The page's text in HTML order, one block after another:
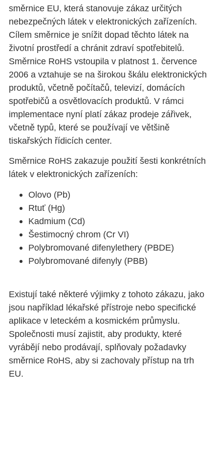
směrnice EU, která stanovuje zákaz určitých
nebezpečných látek v elektronických zařízeních.
Cílem směrnice je snížit dopad těchto látek na
životní prostředí a chránit zdraví spotřebitelů.
Směrnice RoHS vstoupila v platnost 1. července
2006 a vztahuje se na širokou škálu elektronických
produktů, včetně počítačů, televizí, domácích
spotřebičů a osvětlovacích produktů. V rámci
implementace nyní platí zákaz prodeje zářivek,
včetně typů, které se používají ve většině
tiskařských řídicích center.
Směrnice RoHS zakazuje použití šesti konkrétních
látek v elektronických zařízeních:
Olovo (Pb)
Rtuť (Hg)
Kadmium (Cd)
Šestimocný chrom (Cr VI)
Polybromované difenylethery (PBDE)
Polybromované difenyly (PBB)
Existují také některé výjimky z tohoto zákazu, jako
jsou například lékařské přístroje nebo specifické
aplikace v leteckém a kosmickém průmyslu.
Společnosti musí zajistit, aby produkty, které
vyrábějí nebo prodávají, splňovaly požadavky
směrnice RoHS, aby si zachovaly přístup na trh
EU.